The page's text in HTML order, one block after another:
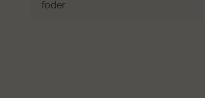
foder